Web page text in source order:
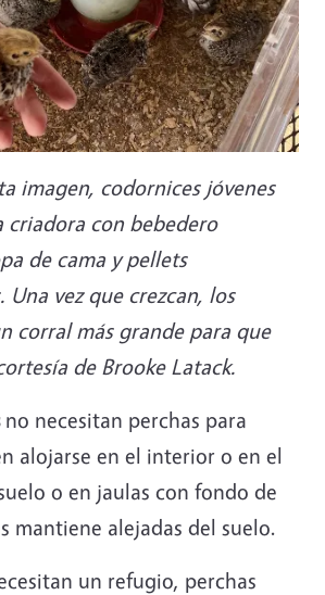
imagen, codornices jóvenes
criadora con bebedero
de cama y pellets
Una vez que crezcan, los
corral más grande para que
de Brooke Latack.
no necesitan perchas para
alojarse en el interior o en el
o en jaulas con fondo de
mantiene alejadas del suelo.
un refugio, perchas